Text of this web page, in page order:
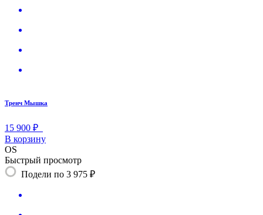
Тренч Мышка
15 900 ₽
В корзину
OS
Быстрый просмотр
Подели по 3 975 ₽